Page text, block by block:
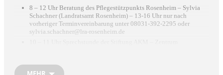
8 – 12 Uhr Beratung des Pflegestützpunkts Rosenheim – Sylvia
Schachner (Landratsamt Rosenheim) – 13-16 Uhr nur nach
vorheriger Terminvereinbarung unter 08031-392-2295 oder
sylvia.schachner@lra-rosenheim.de
15.15 – 17 Uhr Migrationsberatung– Müjgan Celebi (AWO) –